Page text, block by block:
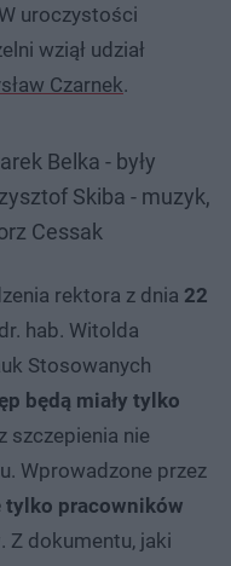
W uroczystości
wziął udział
Czarnek.
Belka - były
Skiba - muzyk,
Cessak
rektora z dnia 22
hab. Witolda
Stosowanych
będą miały tylko
szczepienia nie
Wprowadzone przez
tylko pracowników
. Z dokumentu, jaki